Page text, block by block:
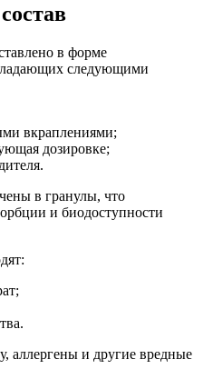
в форме
следующими
вкраплениями;
дозировке;
в гранулы, что
и биодоступности
аллергены и другие вредные